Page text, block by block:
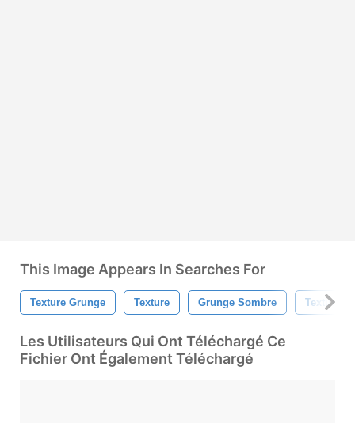
This Image Appears In Searches For
Texture Grunge Texture Grunge Sombre Texture
Les Utilisateurs Qui Ont Téléchargé Ce
Fichier Ont Également Téléchargé